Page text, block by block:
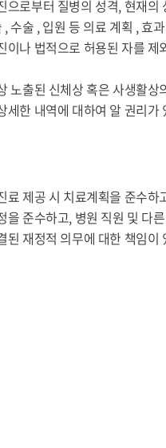
으로부터 질병의 성격, 현재
, 수술 , 입원 등 의료 계획 , 효
이나 법적으로 허용된 자를
노출된 신체상 혹은 사생활
세한 내역에 대하여 알 권리가
료 제공 시 치료계획을 준수
을 준수하고, 병원 직원 및 다
된 재정적 의무에 대한 책임이